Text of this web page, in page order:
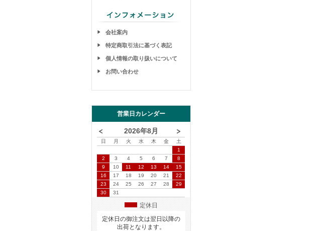
会社案内
特定商取引法に基づく表記
個人情報の取り扱いについて
お問い合わせ
営業日カレンダー
2026年8月
日 月 火 水 木 金
土
1
2
3 4 5 6 7
8
9
10 11 12 13 14
15
16
17 18 19 20 21
22
23
24 25 26 27 28
29
30
31
定休日
定休日の御注文は翌日以降の
出荷となります。